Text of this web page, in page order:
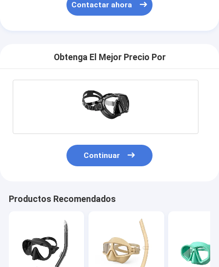
Contactar ahora
Obtenga El Mejor Precio Por
Continuar
Productos Recomendados